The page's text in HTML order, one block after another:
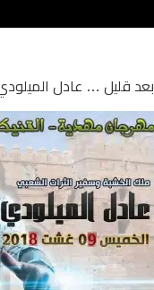
بعد قليل … عادل